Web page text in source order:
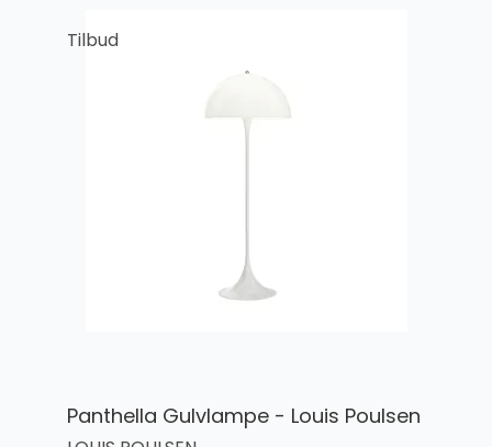
Tilbud
Panthella Gulvlampe - Louis Poulsen